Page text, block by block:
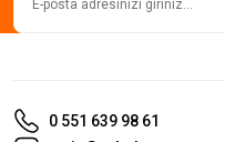
0 551 639 98 61